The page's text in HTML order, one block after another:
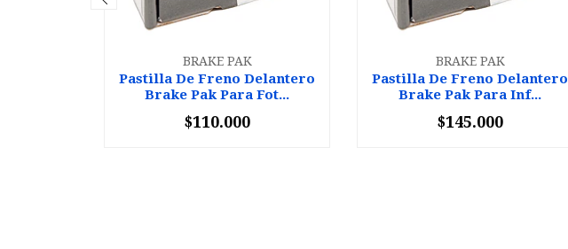
BRAKE PAK
Pastilla De Freno Delantero
Brake Pak Para Fot...
+
$110.000
BRAKE PAK
Pastilla De Freno Delantero
Brake Pak Para Inf...
+
$145.000